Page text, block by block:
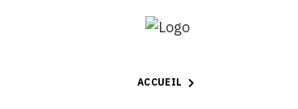
ACCUEIL